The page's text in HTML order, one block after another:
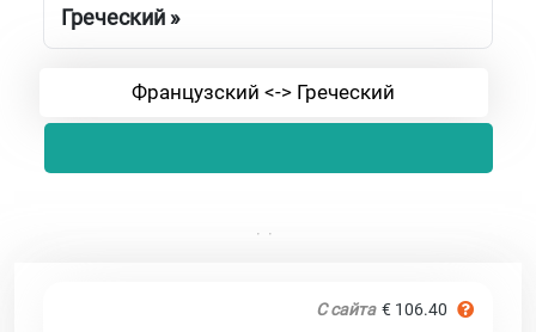
Греческий »
Французский <-> Греческий
С сайта € 106.40